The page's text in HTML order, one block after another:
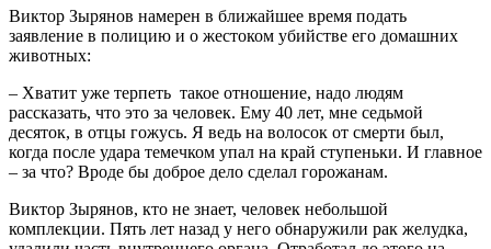
Виктор Зырянов намерен в ближайшее время подать
заявление в полицию и о жестоком убийстве его домашних
животных:
– Хватит уже терпеть такое отношение, надо людям
рассказать, что это за человек. Ему 40 лет, мне седьмой
десяток, в отцы гожусь. Я ведь на волосок от смерти был,
когда после удара темечком упал на край ступеньки. И главное
– за что? Вроде бы доброе дело сделал горожанам.
Виктор Зырянов, кто не знает, человек небольшой
комплекции. Пять лет назад у него обнаружили рак желудка,